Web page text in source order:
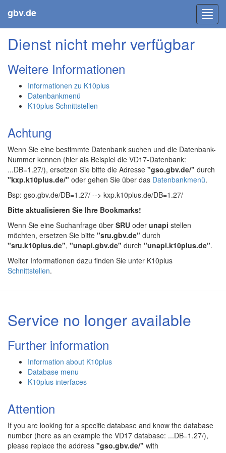
gbv.de
Dienst nicht mehr verfügbar
Weitere Informationen
Informationen zu K10plus
Datenbankmenü
K10plus Schnittstellen
Achtung
Wenn Sie eine bestimmte Datenbank suchen und die Datenbank-
Nummer kennen (hier als Beispiel die VD17-Datenbank:
...DB=1.27/), ersetzen Sie bitte die Adresse "gso.gbv.de/" durch
"kxp.k10plus.de/" oder gehen Sie über das Datenbankmenü.
Bsp: gso.gbv.de/DB=1.27/ --> kxp.k10plus.de/DB=1.27/
Bitte aktualisieren Sie Ihre Bookmarks!
Wenn Sie eine Suchanfrage über SRU oder unapi stellen
möchten, ersetzen Sie bitte "sru.gbv.de" durch
"sru.k10plus.de", "unapi.gbv.de" durch "unapi.k10plus.de".
Weiter Informationen dazu finden Sie unter K10plus
Schnittstellen.
Service no longer available
Further information
Information about K10plus
Database menu
K10plus interfaces
Attention
If you are looking for a specific database and know the database
number (here as an example the VD17 database: ...DB=1.27/),
please replace the address "gso.gbv.de/" with